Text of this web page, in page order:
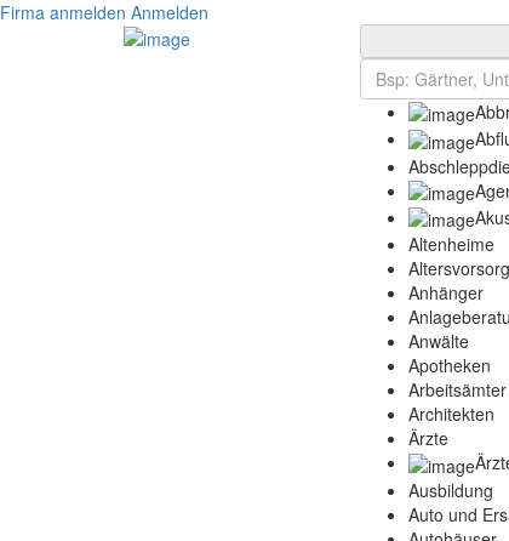
Firma anmelden Anmelden
Altenheime
Anhänger
Anwälte
Apotheken
Arbeitsämter
Architekten
Ärzte
Ausbildung
Auto und